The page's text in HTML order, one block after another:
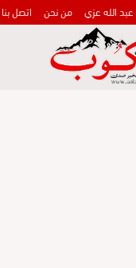
الله عزي من نحن اتصل بنا